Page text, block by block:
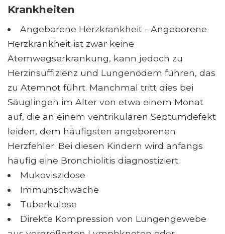
Krankheiten
Angeborene Herzkrankheit - Angeborene
Herzkrankheit ist zwar keine
Atemwegserkrankung, kann jedoch zu
Herzinsuffizienz und Lungenödem führen, das
zu Atemnot führt. Manchmal tritt dies bei
Säuglingen im Alter von etwa einem Monat
auf, die an einem ventrikulären Septumdefekt
leiden, dem häufigsten angeborenen
Herzfehler. Bei diesen Kindern wird anfangs
häufig eine Bronchiolitis diagnostiziert.
Mukoviszidose
Immunschwäche
Tuberkulose
Direkte Kompression von Lungengewebe